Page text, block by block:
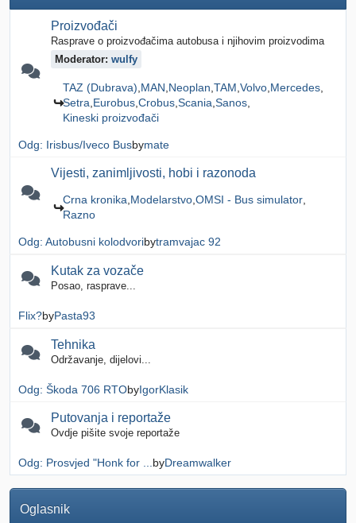
Proizvođači
Rasprave o proizvođačima autobusa i njihovim proizvodima
Moderator: wulfy
TAZ (Dubrava) MAN Neoplan TAM Volvo Mercedes
Setra Eurobus Crobus Scania Sanos
Kineski proizvođači
Odg: Irisbus/Iveco Busbymate
Vijesti, zanimljivosti, hobi i razonoda
Crna kronika Modelarstvo OMSI - Bus simulator
Razno
Odg: Autobusni kolodvoribytramvajac 92
Kutak za vozače
Posao, rasprave...
Flix?byPasta93
Tehnika
Održavanje, dijelovi...
Odg: Škoda 706 RTObyIgorKlasik
Putovanja i reportaže
Ovdje pišite svoje reportaže
Odg: Prosvjed "Honk for ... byDreamwalker
Oglasnik